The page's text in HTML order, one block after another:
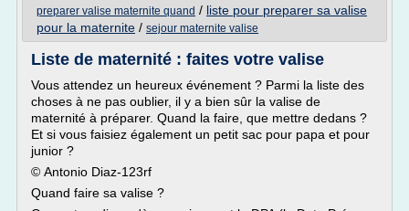
preparer valise maternite quand / liste pour preparer sa valise
pour la maternite / sejour maternite valise
Liste de maternité : faites votre valise
Vous attendez un heureux événement ? Parmi la liste des
choses à ne pas oublier, il y a bien sûr la valise de
maternité à préparer. Quand la faire, que mettre dedans ?
Et si vous faisiez également un petit sac pour papa et pour
junior ?
© Antonio Diaz-123rf
Quand faire sa valise ?